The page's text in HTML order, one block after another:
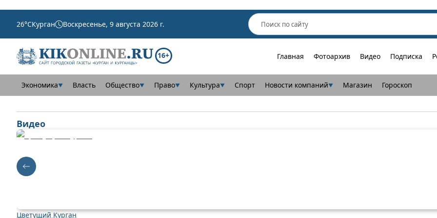
26°CКурган Воскресенье, 9 августа 2026 г.
16+ Главная Фотоархив Видео Подписка
Экономика▼ Власть Общество▼ Право▼ Культура▼ Спорт Новости компаний▼ Магазин Гороскоп
Видео
Цветущий Курган